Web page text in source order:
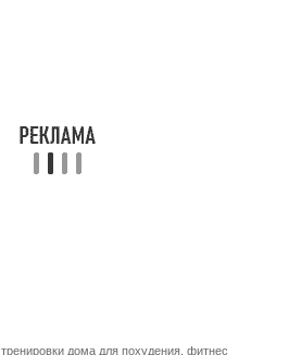
тренировки дома для похудения фитнес